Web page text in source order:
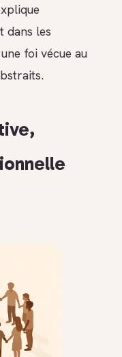
dans les
foi vécue au